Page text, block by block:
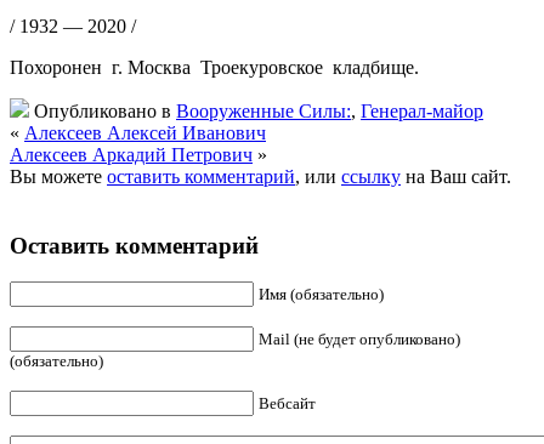
/ 1932 — 2020 /
Похоронен г. Москва Троекуровское кладбище.
Опубликовано в Вооруженные Силы:, Генерал-майор
« Алексеев Алексей Иванович
Алексеев Аркадий Петрович »
Вы можете оставить комментарий, или ссылку на Ваш сайт.
Оставить комментарий
Имя (обязательно)
Mail (не будет опубликовано)
(обязательно)
Вебсайт